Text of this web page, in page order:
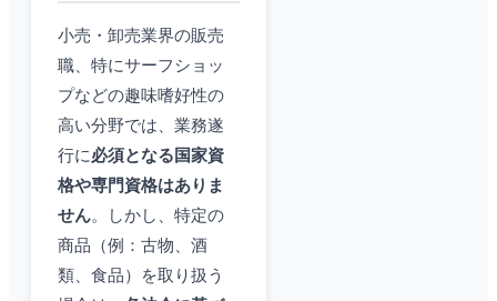
小売・卸売業界の販売
職、特にサーフショッ
プなどの趣味嗜好性の
高い分野では、業務遂
行に必須となる国家資
格や専門資格はありま
せん。しかし、特定の
商品（例：古物、酒
類、食品）を取り扱う